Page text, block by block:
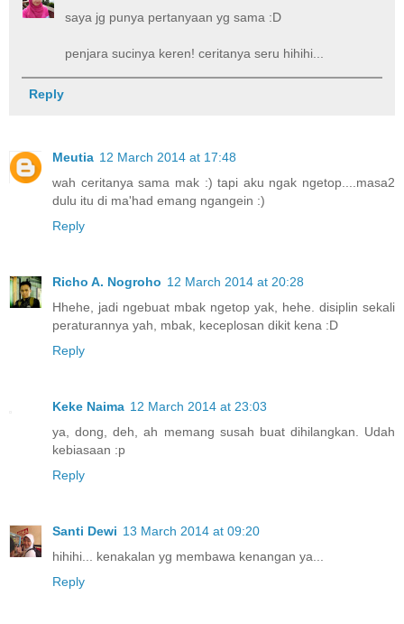
saya jg punya pertanyaan yg sama :D
penjara sucinya keren! ceritanya seru hihihi...
Reply
Meutia 12 March 2014 at 17:48
wah ceritanya sama mak :) tapi aku ngak ngetop....masa2
dulu itu di ma'had emang ngangein :)
Reply
Richo A. Nogroho 12 March 2014 at 20:28
Hhehe, jadi ngebuat mbak ngetop yak, hehe. disiplin sekali
peraturannya yah, mbak, keceplosan dikit kena :D
Reply
Keke Naima 12 March 2014 at 23:03
ya, dong, deh, ah memang susah buat dihilangkan. Udah
kebiasaan :p
Reply
Santi Dewi 13 March 2014 at 09:20
hihihi... kenakalan yg membawa kenangan ya...
Reply